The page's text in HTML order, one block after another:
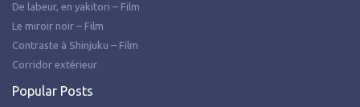
De labeur, en yakitori – Film
Le miroir noir – Film
Contraste à Shinjuku – Film
Corridor extérieur
Popular Posts